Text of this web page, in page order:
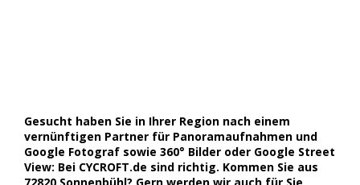
Gesucht haben Sie in Ihrer Region nach einem
vernünftigen Partner für Panoramaufnahmen und
Google Fotograf sowie 360° Bilder oder Google Street
View: Bei CYCROFT.de sind richtig. Kommen Sie aus